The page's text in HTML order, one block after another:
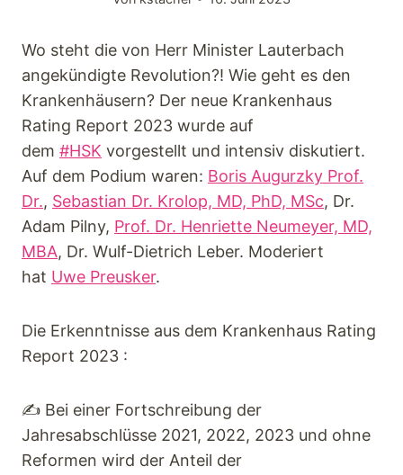
Faqs
Angebot
Kontakt
Wo steht die von Herr Minister Lauterbach
angekündigte Revolution?! Wie geht es den
Krankenhäusern? Der neue Krankenhaus
Rating Report 2023 wurde auf
dem #HSK vorgestellt und intensiv diskutiert.
Auf dem Podium waren: Boris Augurzky Prof.
Dr., Sebastian Dr. Krolop, MD, PhD, MSc, Dr.
Adam Pilny, Prof. Dr. Henriette Neumeyer, MD,
MBA, Dr. Wulf-Dietrich Leber. Moderiert
hat Uwe Preusker.
Die Erkenntnisse aus dem Krankenhaus Rating
Report 2023 :
✍ Bei einer Fortschreibung der
Jahresabschlüsse 2021, 2022, 2023 und ohne
Reformen wird der Anteil der